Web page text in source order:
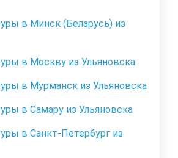
в Минск (Беларусь) из
в Москву из Ульяновска
в Мурманск из Ульяновска
в Самару из Ульяновска
в Санкт-Петербург из